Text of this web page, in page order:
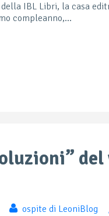
IBL Libri, la casa
compleanno,...
del
ospite di LeoniBlog